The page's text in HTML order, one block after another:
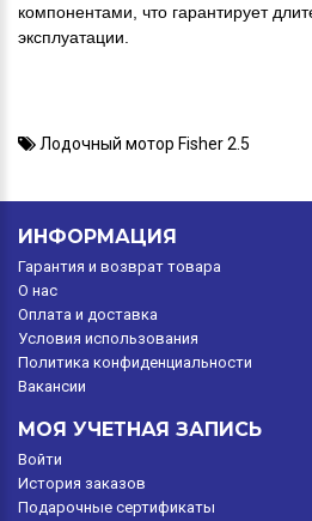
компонентами, что гарантирует
эксплуатации.
Лодочный мотор Fisher 2.5
ИНФОРМАЦИЯ
Гарантия и возврат товара
O нас
Оплата и доставка
Условия использования
Политика конфиденциальности
Вакансии
МОЯ УЧЕТНАЯ ЗАПИСЬ
Войти
История заказов
Подарочные сертификаты